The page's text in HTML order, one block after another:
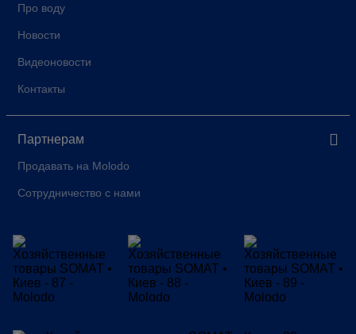
Про воду
Новости
Видеоновости
Контакты
Партнерам
Продавать на Molodo
Сотрудничество с нами